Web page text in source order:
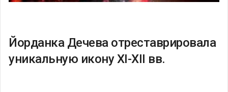
Йорданка Дечева отреставрировала
уникальную икону ХІ-ХІІ вв.